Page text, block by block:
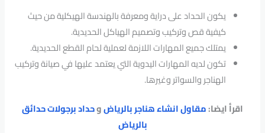
يكون الحداد على دراية ومعرفة بالهندسة الهيكلية من حيث
كيفية قص وتركيب وتصميم الهياكل الحديدية.
يمتلك جميع المهارات اللازمة لعملية لحام القطع الحديدية.
تكون لديه المهارات اليدوية التي يعتمد عليها في صيانة وتركيب
الهناجر والسواتر وغيرها.
اقرأ ايضا:مقاول انشاء هناجر بالرياضوحداد برجولات حدائق
بالرياض